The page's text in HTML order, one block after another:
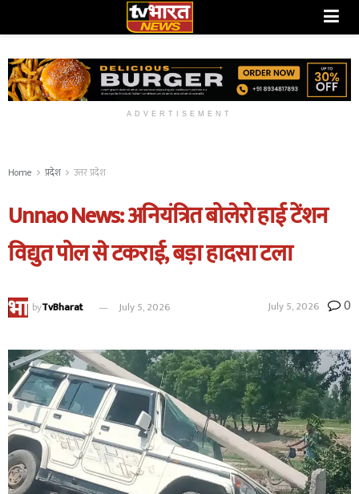
ADVERTISEMENT
Home प्रदेश उत्तर प्रदेश
Unnao News: अनियंत्रित बोलेरो हाई टेंशन
विद्युत पोल से टकराई, बड़ा हादसा टला
byTvBharat July 5, 2026 July 5, 2026 0